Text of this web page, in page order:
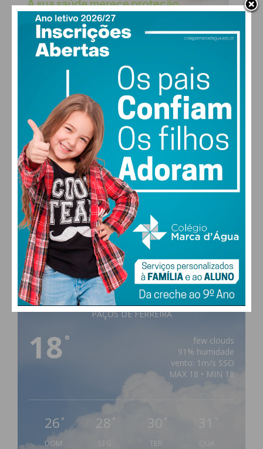
* *
Paredes 356 309 11 *
Penafiel 179 167 3 *
informação
PAÇOS DE FERREIRA
18°
few clouds
91% humidade
vento: 1m/s SSO
MAX 18 • MIN 18
26 °
DOM
28 °
SEG
30 °
TER